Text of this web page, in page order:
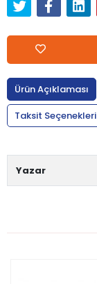
Ürün Açıklaması
Taksit Seçenekleri
Yazar